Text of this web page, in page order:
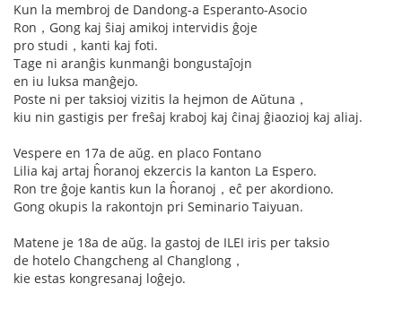
Kun la membroj de Dandong-a Esperanto-Asocio
Ron，Gong kaj ŝiaj amikoj intervidis ĝoje
pro studi，kanti kaj foti.
Tage ni aranĝis kunmanĝi bongustaĵojn
en iu luksa manĝejo.
Poste ni per taksioj vizitis la hejmon de Aŭtuna，
kiu nin gastigis per freŝaj kraboj kaj ĉinaj ĝiaozioj kaj aliaj.
Vespere en 17a de aŭg. en placo Fontano
Lilia kaj artaj ĥoranoj ekzercis la kanton La Espero.
Ron tre ĝoje kantis kun la ĥoranoj，eĉ per akordiono.
Gong okupis la rakontojn pri Seminario Taiyuan.
Matene je 18a de aŭg. la gastoj de ILEI iris per taksio
de hotelo Changcheng al Changlong，
kie estas kongresanaj loĝejo.